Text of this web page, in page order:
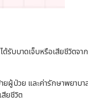
าดเจ็บหรือเสียชีวิตจาก
ยผู้ป่วย และค่ารักษาพยา
ยชีวิต